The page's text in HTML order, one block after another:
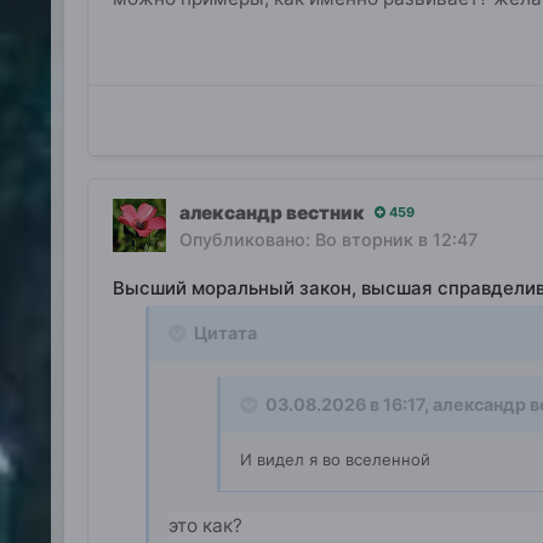
александр вестник 459
Опубликовано: Во вторник в 12:47
Высший моральный закон, высшая
Цитата
03.08.2026 в 16:17, александр
И видел я во вселенной
это как?